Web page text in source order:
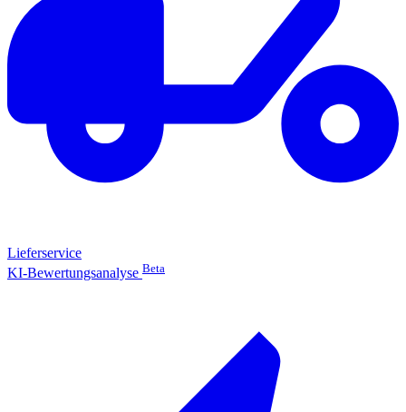
Lieferservice
KI-Bewertungsanalyse Beta